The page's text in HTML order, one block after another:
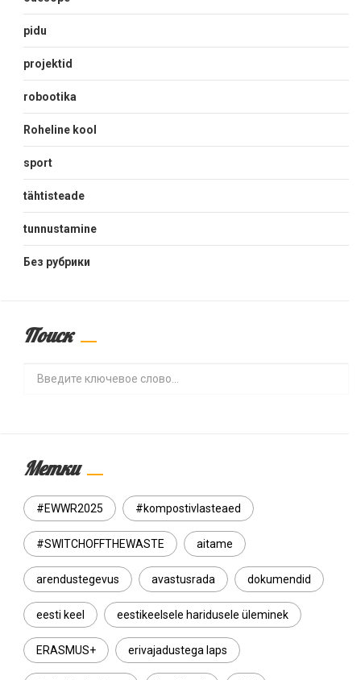
pidu
projektid
robootika
Roheline kool
sport
tähtisteade
tunnustamine
Без рубрики
Поиск
Метки
#EWWR2025 #kompostivlasteaed
#SWITCHOFFTHEWASTE aitame
arendustegevus avastusrada dokumendid
eesti keel eestikeelsele haridusele üleminek
ERASMUS+ erivajadustega laps